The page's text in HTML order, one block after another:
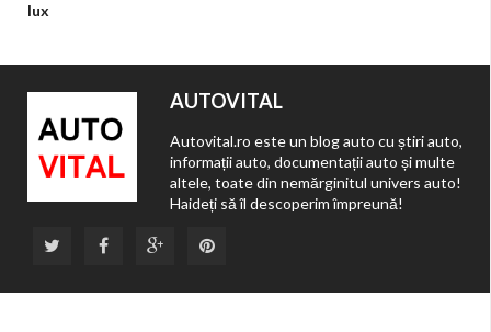
lux
AUTOVITAL
Autovital.ro este un blog auto cu știri auto,
informații auto, documentații auto și multe
altele, toate din nemărginitul univers auto!
Haideți să îl descoperim împreună!